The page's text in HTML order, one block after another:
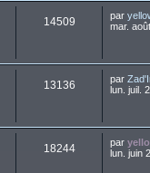
14509 par
mar.
13136 par
lun. juil.
18244 par
lun. juin